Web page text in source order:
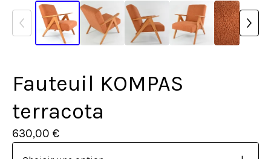
Fauteuil KOMPAS
terracota
630,00 €